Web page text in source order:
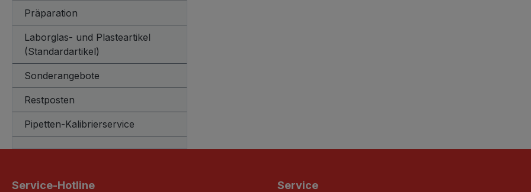
Präparation
Laborglas- und Plasteartikel
(Standardartikel)
Sonderangebote
Restposten
Pipetten-Kalibrierservice
Service-Hotline Service